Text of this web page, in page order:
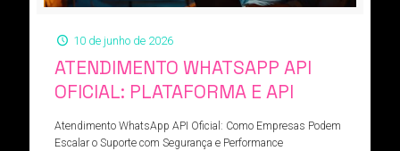
10 de junho de 2026
ATENDIMENTO WHATSAPP API
OFICIAL: PLATAFORMA E API
Atendimento WhatsApp API Oficial: Como Empresas Podem
Escalar o Suporte com Segurança e Performance